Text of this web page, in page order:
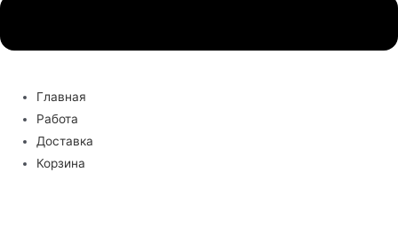
Главная
Работа
Доставка
Корзина